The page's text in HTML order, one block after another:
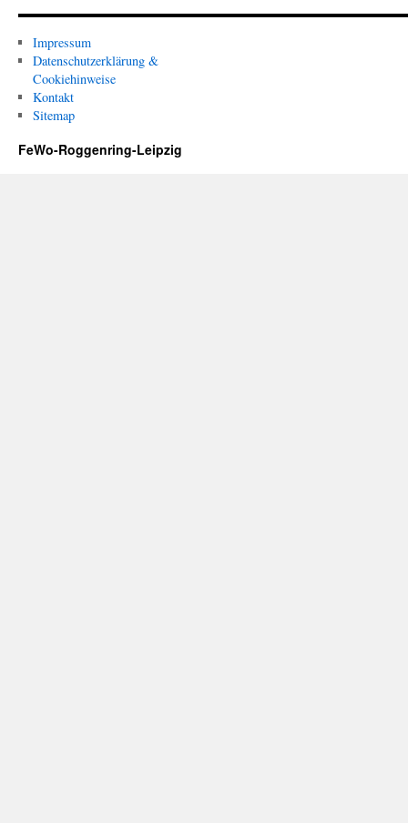
Impressum
Datenschutzerklärung &
Cookiehinweise
Kontakt
Sitemap
FeWo-Roggenring-Leipzig